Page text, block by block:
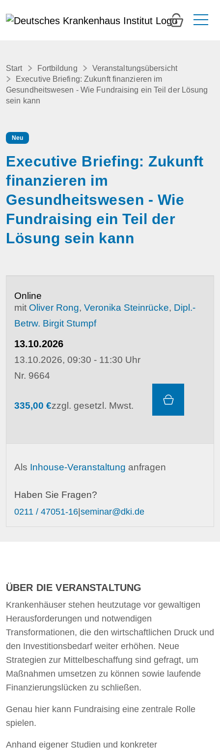
0
Start Fortbildung
Veranstaltungsübersicht
Executive Briefing: Zukunft finanzieren im
Gesundheitswesen - Wie Fundraising ein Teil der Lösung
sein kann
Neu
Executive Briefing: Zukunft
finanzieren im
Gesundheitswesen - Wie
Fundraising ein Teil der
Lösung sein kann
Online
mit Oliver Rong, Veronika Steinrücke, Dipl.-
Betrw. Birgit Stumpf
13.10.2026
13.10.2026, 09:30 - 11:30 Uhr
Nr. 9664
335,00 €zzgl. gesetzl. Mwst.
Als Inhouse-Veranstaltung anfragen
Haben Sie Fragen?
0211 / 47051-16 seminar@dki.de
ÜBER DIE VERANSTALTUNG
Krankenhäuser stehen heutzutage vor gewaltigen
Herausforderungen und notwendigen
Transformationen, die den wirtschaftlichen Druck und
den Investitionsbedarf weiter erhöhen. Neue
Strategien zur Mittelbeschaffung sind gefragt, um
Maßnahmen umsetzen zu können sowie laufende
Finanzierungslücken zu schließen.
Genau hier kann Fundraising eine zentrale Rolle
spielen.
Anhand eigener Studien und konkreter